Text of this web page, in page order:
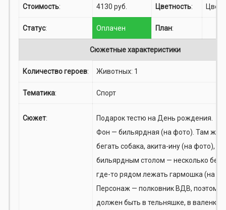
Стоимость: 4130 руб. Цветность:
Статус: Оплачен План:
Сюжетные характеристики
Количество героев: Животных: 1
Тематика: Спорт
Сюжет:
Подарок тестю на День рождения.
Фон — бильярдная (на фото). Там же
бегать собака, акита-ину (на фото),
бильярдным столом — несколько
где-то рядом лежать гармошка (на
Персонаж — полковник ВДВ, поэтому
должен быть в тельняшке, в валенках